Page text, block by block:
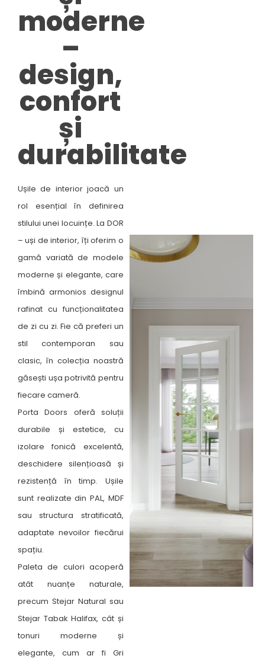
moderne
–
design,
confort
și
durabilitate​
Ușile de interior joacă un
rol esențial în definirea
stilului unei locuințe. La DOR
– uși de interior, îți oferim o
gamă variată de modele
moderne și elegante, care
îmbină armonios designul
rafinat cu funcționalitatea
de zi cu zi. Fie că preferi un
stil contemporan sau
clasic, în colecția noastră
găsești ușa potrivită pentru
fiecare cameră. ​
Porta Doors oferă soluții
durabile și estetice, cu
izolare fonică excelentă,
deschidere silențioasă și
rezistență în timp. Ușile
sunt realizate din PAL, MDF
sau structura stratificată,
adaptate nevoilor fiecărui
spațiu.
Paleta de culori acoperă
atât nuanțe naturale,
precum Stejar Natural sau
Stejar Tabak Halifax, cât și
tonuri moderne și
elegante, cum ar fi Gri